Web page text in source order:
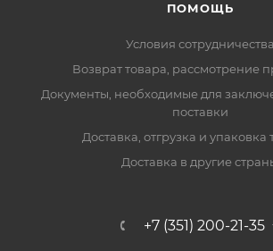
ПОМОЩЬ
Условия сотрудничества
Возврат товара, рассмотрение
Документы, необходимые для
поставки
Доставка, отгрузка и упаковка
Доставка в другие
+7 (351) 200-21-35